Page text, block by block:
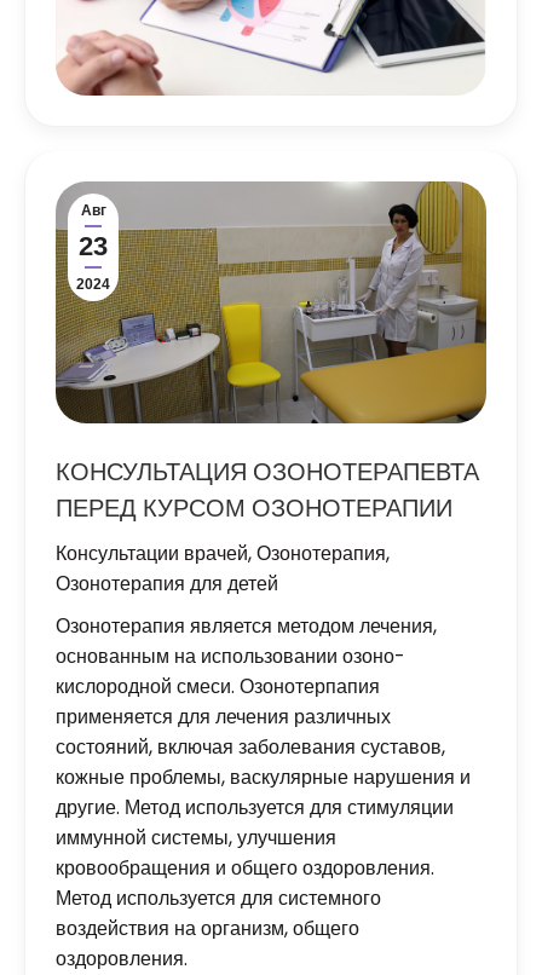
Авг
23
2024
КОНСУЛЬТАЦИЯ ОЗОНОТЕРАПЕВТА
ПЕРЕД КУРСОМ ОЗОНОТЕРАПИИ
Консультации врачей,Озонотерапия,
Озонотерапия для детей
Озонотерапия является методом лечения,
основанным на использовании озоно-
кислородной смеси. Озонотерпапия
применяется для лечения различных
состояний, включая заболевания суставов,
кожные проблемы, васкулярные нарушения и
другие. Метод используется для стимуляции
иммунной системы, улучшения
кровообращения и общего оздоровления.
Метод используется для системного
воздействия на организм, общего
оздоровления.